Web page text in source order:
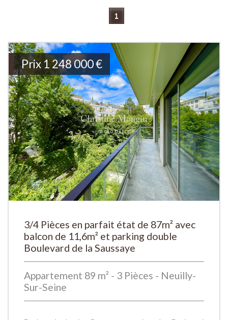
1
Prix1 248 000€
3/4 Pièces en parfait état de 87m² avec
balcon de 11,6m² et parking double
Boulevard de la Saussaye
Appartement 89 m² - 3 Pièces - Neuilly-
Sur-Seine